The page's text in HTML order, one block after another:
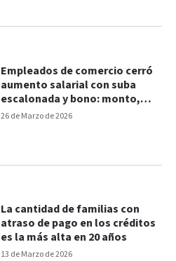
26 de Marzo de 2026
Empleados de comercio cerró
aumento salarial con suba
escalonada y bono: monto,
porcentaje y cuotas
13 de Marzo de 2026
La cantidad de familias con
atraso de pago en los créditos
es la más alta en 20 años